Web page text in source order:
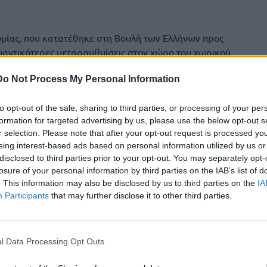
Not Process My Personal Information
opt-out of the sale, sharing to third parties, or processing of your
for targeted advertising by us, please use the below opt-out
selection. Please note that after your opt-out request is processed
interest-based ads based on personal information utilized by us
to third parties prior to your opt-out. You may separately
of your personal information by third parties on the IAB’s list of
This information may also be disclosed by us to third parties on the
Participants that may further disclose it to other third parties.
Data Processing Opt Outs
που κατατέθηκε στη Βουλή των Ελλήνων προς
μεταρρυθμίσεις στον χώρο του χωρικού
προτεραιότητα του Υπουργείου Περιβάλλοντος
και απαντά σε παθογένειες δεκαετιών, με κοινωνική
συστηματοποίησης και ενοποίησης όλης της
νομοθεσίας σε έναν Κώδικα, προκειμένου να
στην ορθή και ταχεία γνώση και εφαρμογή της
κόσμος όσο και η διοίκηση και ο κάθε πολίτης, θα έχουν
και συνεκτικό εργαλείο, που υποκαθιστά της
σε ανασφάλεια δικαίου ή ακόμα και αντίθετες
διαδικασία, αλλά για ένα τιτάνιο
που απαίτησε έξι και πλέον χρόνια για να
σειρά διατάξεων.